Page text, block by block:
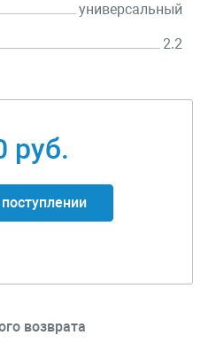
универсальный
2.2
руб.
возврата